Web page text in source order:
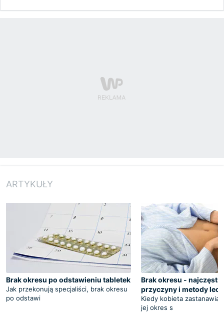
ARTYKUŁY
Brak okresu po odstawieniu tabletek
Jak przekonują specjaliści, brak okresu
po odstawi
Brak okresu -
przyczyny i metody
Kiedy kobieta zastanawia
jej okres s